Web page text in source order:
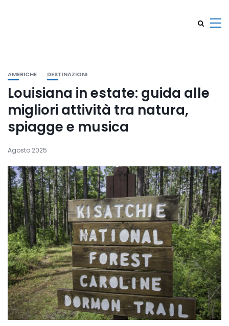
AMERICHE DESTINAZIONI
Louisiana in estate: guida alle
migliori attività tra natura,
spiagge e musica
Agosto 2025